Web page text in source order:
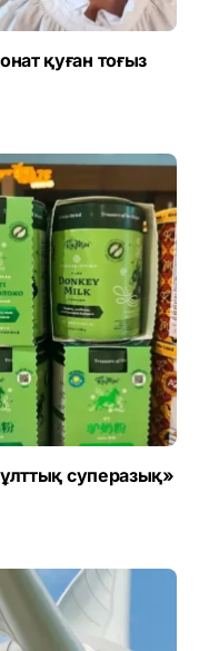
қуған тоғыз
суперазық»